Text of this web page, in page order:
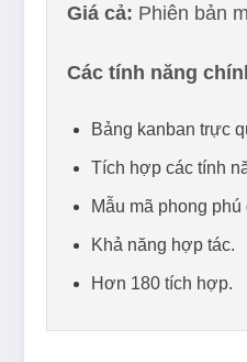
Giá cả: Phiên bản
Các tính năng
Bảng kanban trực
Tích hợp các tính
Mẫu mã phong phú
Khả năng hợp tác.
Hơn 180 tích hợp.